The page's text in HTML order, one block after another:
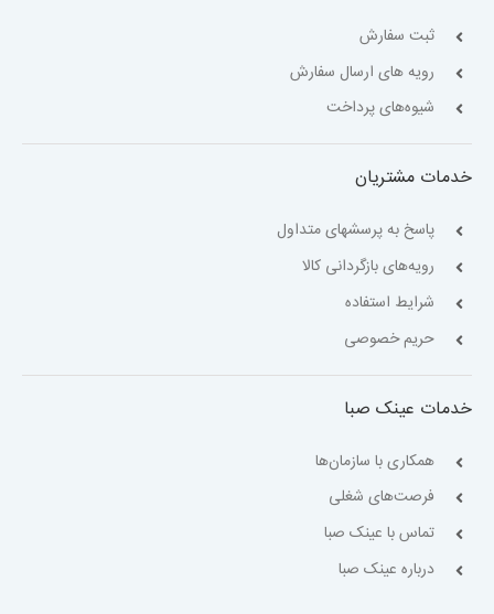
ثبت سفارش
رویه های ارسال سفارش
شیوه‌های پرداخت
خدمات مشتریان
پاسخ به پرسشهای متداول
رویه‌های بازگردانی کالا
شرایط استفاده
حریم خصوصی
خدمات عینک صبا
همکاری با سازمان‌ها
فرصت‌های شغلی
تماس با عینک صبا
درباره عینک صبا